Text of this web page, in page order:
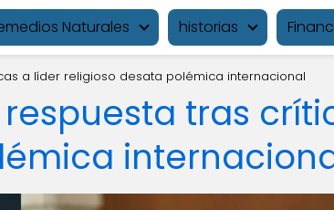
Naturales historias
a líder religioso desata polémica internacional
tras